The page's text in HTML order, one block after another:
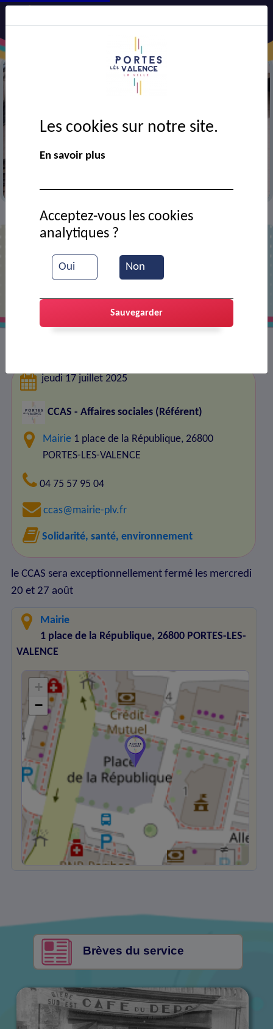
> Brèves > CCAS fermé les 20 et 27 août 2025
CCAS fermé les 20 et 27 août 2025
jeudi 17 juillet 2025
CCAS - Affaires sociales (Référent)
Mairie 1 place de la République, 26800
PORTES-LES-VALENCE
04 75 57 95 04
ccas@mairie-plv.fr
Solidarité, santé, environnement
le CCAS sera exceptionnellement fermé les mercredi
20 et 27 août
Mairie
1 place de la République, 26800 PORTES-LES-
VALENCE
+
−
Brèves du service
Les cookies sur notre site.
En savoir plus
Oui Non
Acceptez-vous les cookies
analytiques ?
Sauvegarder